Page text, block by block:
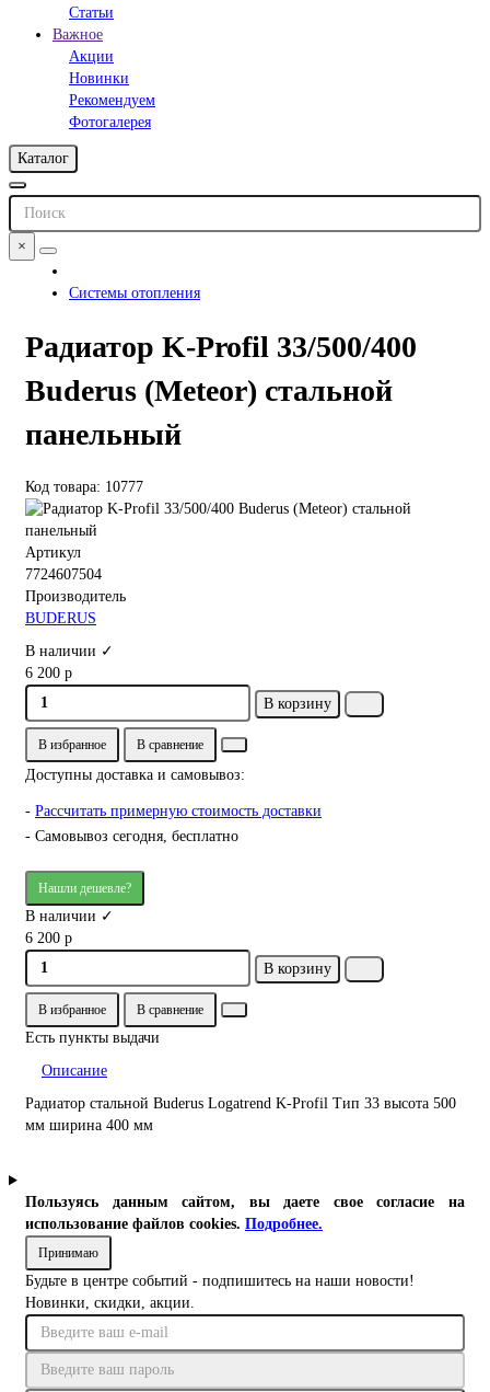
Статьи
Важное
Акции
Новинки
Рекомендуем
Фотогалерея
Каталог
×
Системы отопления
Радиатор K-Profil 33/500/400
Buderus (Meteor) стальной
панельный
Код товара: 10777
Артикул
7724607504
Производитель
BUDERUS
В наличии ✓
6 200 р
В корзину
В избранное В сравнение
Доступны доставка и самовывоз:
- Рассчитать примерную стоимость доставки
- Самовывоз сегодня, бесплатно
Нашли дешевле?
В наличии ✓
6 200 р
В корзину
В избранное В сравнение
Есть пункты выдачи
Описание
Радиатор стальной Buderus Logatrend K-Profil Тип 33 высота 500
мм ширина 400 мм
Пользуясь данным сайтом, вы даете свое согласие на
использование файлов cookies. Подробнее.
Принимаю
Будьте в центре событий - подпишитесь на наши новости!
Новинки, скидки, акции.